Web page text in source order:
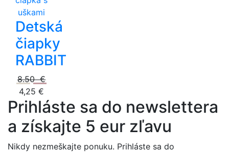
Detská
čiapky
RABBIT
8.50 €
4,25 €
Prihláste sa do newslettera
a získajte 5 eur zľavu
Nikdy nezmeškajte ponuku. Prihláste sa do